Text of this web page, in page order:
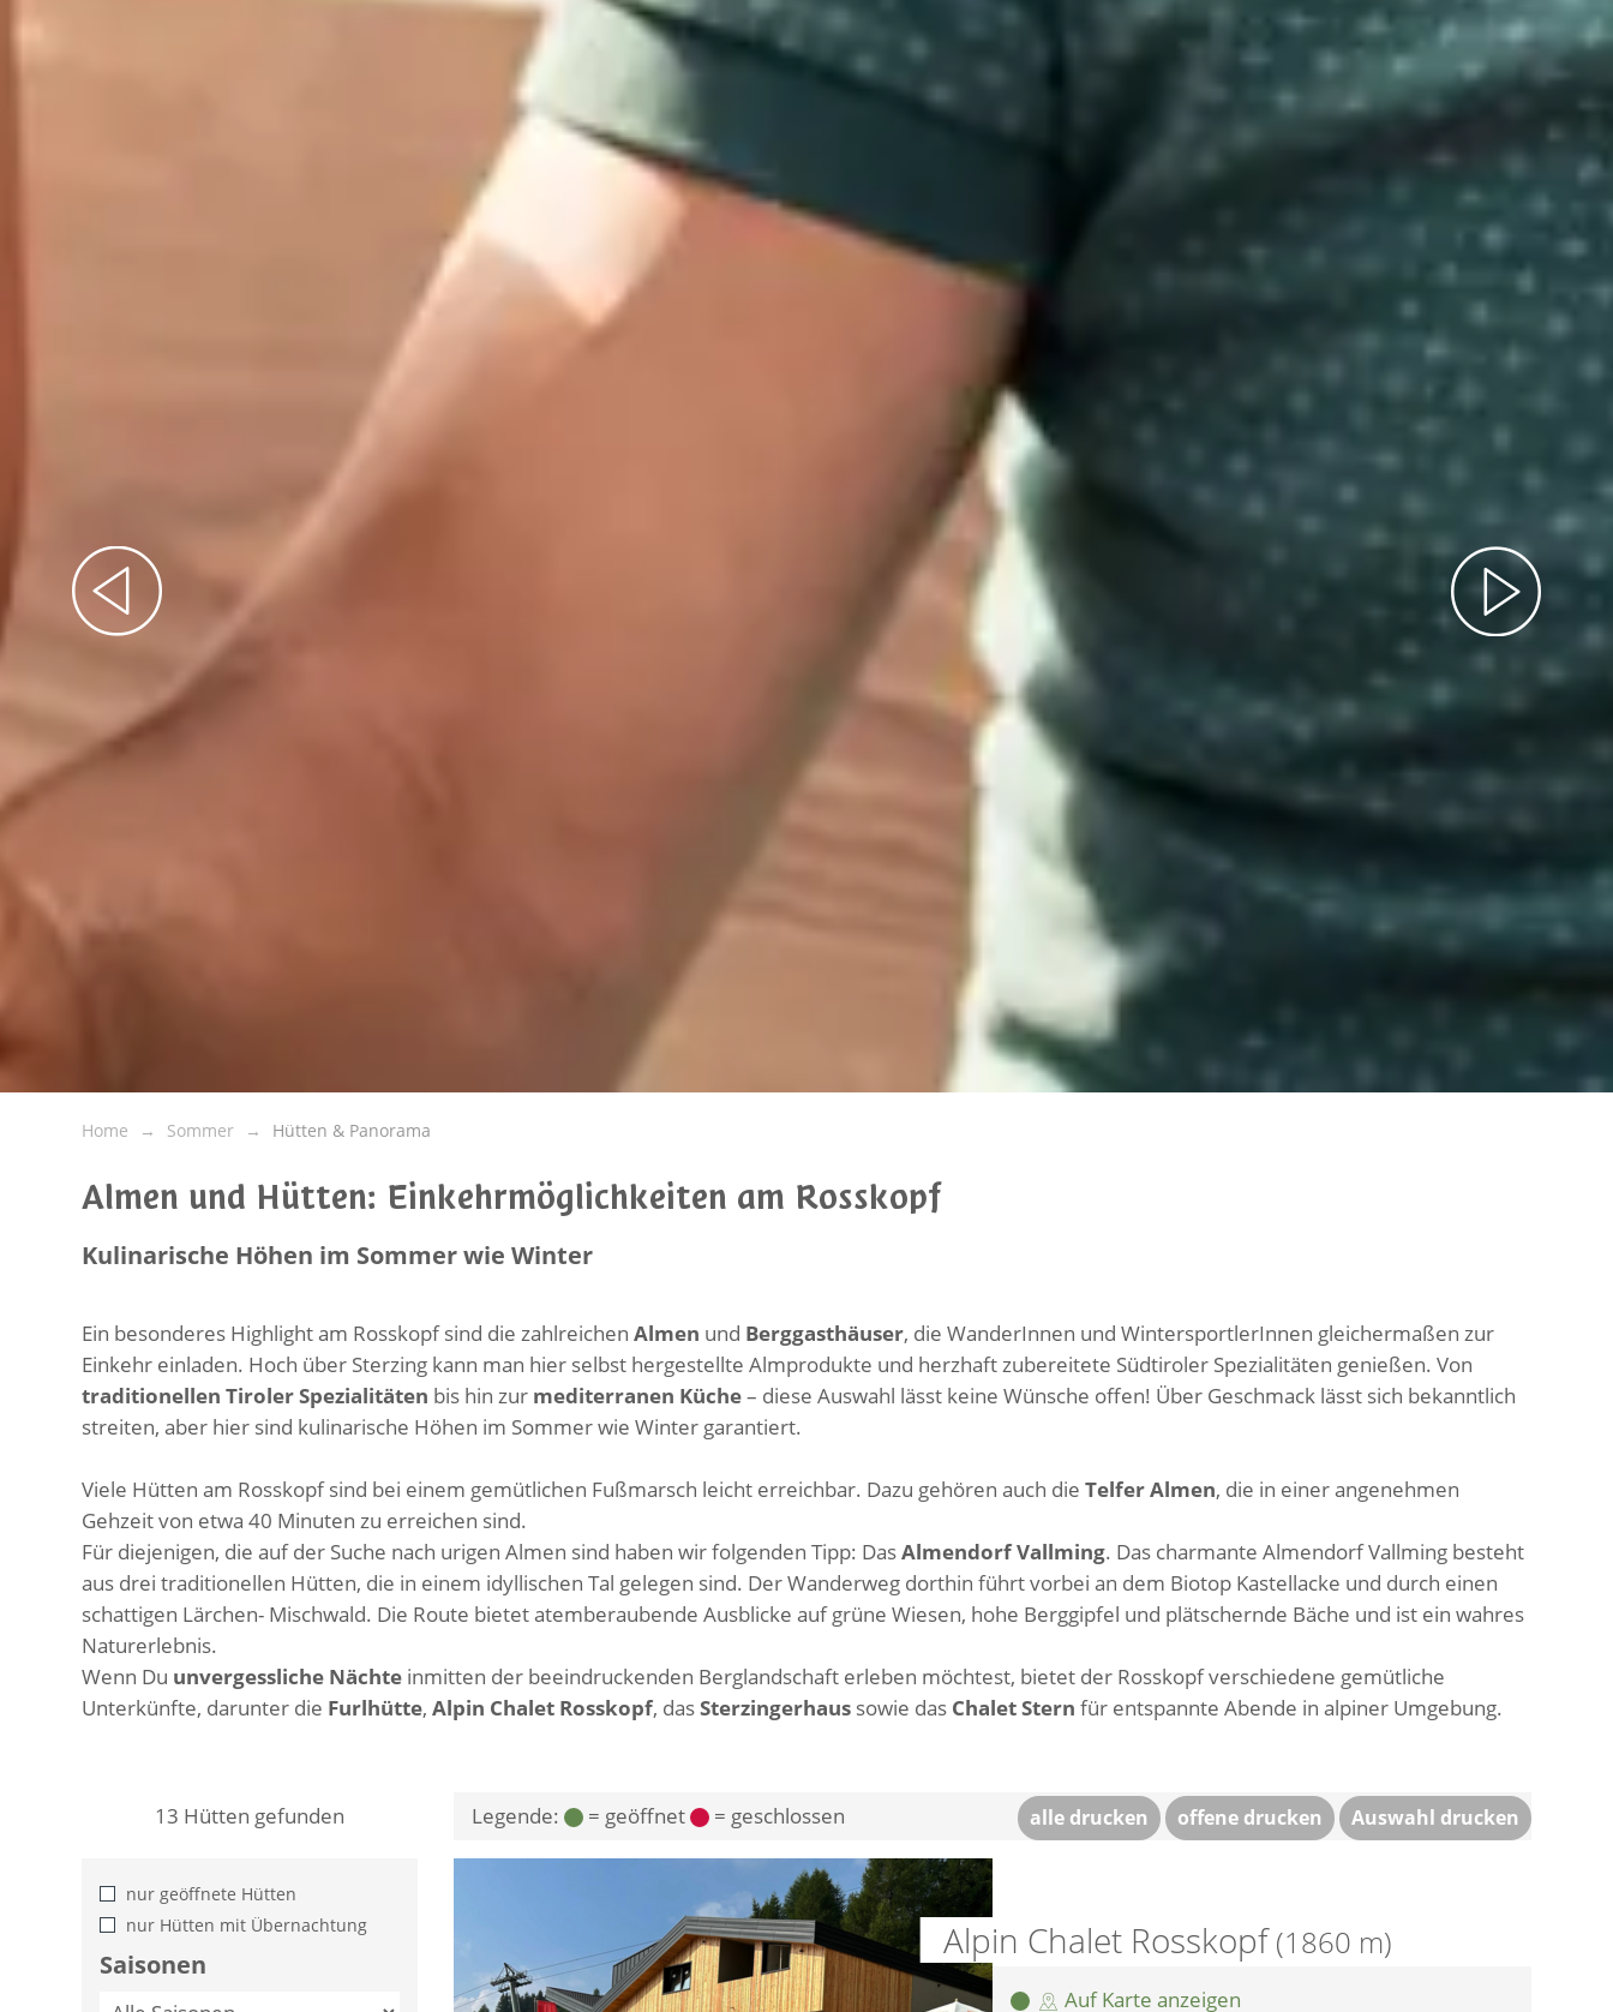
Home Sommer Hütten & Panorama
Almen und Hütten: Einkehrmöglichkeiten am Rosskopf
Kulinarische Höhen im Sommer wie Winter
Ein besonderes Highlight am Rosskopf sind die zahlreichen Almen und Berggasthäuser, die WanderInnen und WintersportlerInnen gleichermaßen zur
Einkehr einladen. Hoch über Sterzing kann man hier selbst hergestellte Almprodukte und herzhaft zubereitete Südtiroler Spezialitäten genießen. Von
traditionellen Tiroler Spezialitäten bis hin zur mediterranen Küche– diese Auswahl lässt keine Wünsche offen! Über Geschmack lässt sich bekanntlich
streiten, aber hier sind kulinarische Höhen im Sommer wie Winter garantiert.
Viele Hütten am Rosskopf sind bei einem gemütlichen Fußmarsch leicht erreichbar. Dazu gehören auch die Telfer Almen, die in einer angenehmen
Gehzeit von etwa 40 Minuten zu erreichen sind.
Für diejenigen, die auf der Suche nach urigen Almen sind haben wir folgenden Tipp: DasAlmendorf Vallming. Das charmante Almendorf Vallming besteht
aus drei traditionellen Hütten, die in einem idyllischen Tal gelegen sind. Der Wanderweg dorthin führt vorbei an dem Biotop Kastellacke und durch einen
schattigen Lärchen- Mischwald. Die Route bietet atemberaubende Ausblicke auf grüne Wiesen, hohe Berggipfel und plätschernde Bäche und ist ein wahres
Naturerlebnis.
Wenn Du unvergessliche Nächte inmitten der beeindruckenden Berglandschaft erleben möchtest, bietet der Rosskopf verschiedene gemütliche
Unterkünfte, darunter die Furlhütte, Alpin Chalet Rosskopf, dasSterzingerhaus sowie das Chalet Stern für entspannte Abende in alpiner Umgebung.
13 Hütten gefunden
nur geöffnete Hütten
nur Hütten mit Übernachtung
Saisonen
alle drucken offene drucken Auswahl drucken
Legende: = geöffnet = geschlossen
Alpin Chalet Rosskopf(1860 m)
Auf Karte anzeigen